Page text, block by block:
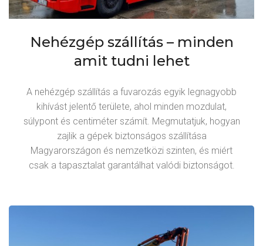
Nehézgép szállítás – minden
amit tudni lehet
A nehézgép szállítás a fuvarozás egyik legnagyobb
kihívást jelentő területe, ahol minden mozdulat,
súlypont és centiméter számít. Megmutatjuk, hogyan
zajlik a gépek biztonságos szállítása
Magyarországon és nemzetközi szinten, és miért
csak a tapasztalat garantálhat valódi biztonságot.